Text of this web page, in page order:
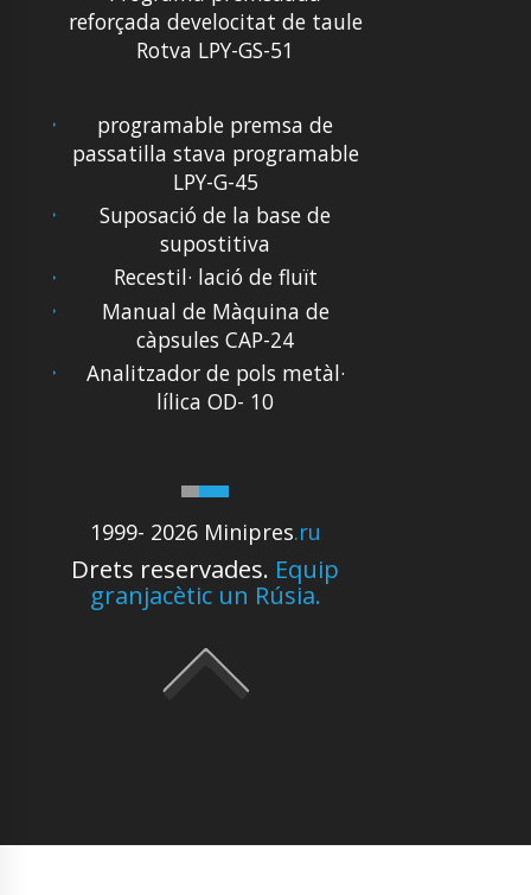
reforçada develocitat de taule
Rotva LPY-GS-51
1999- 2026 Minipres.ru
Drets reservades. Equip
granjacètic un Rúsia.
programable premsa de
passatilla stava programable
LPY-G-45
Suposació de la base de
supostitiva
Recestil· lació de fluït
Manual de Màquina de
càpsules CAP-24
Analitzador de pols metàl·
lílica OD- 10